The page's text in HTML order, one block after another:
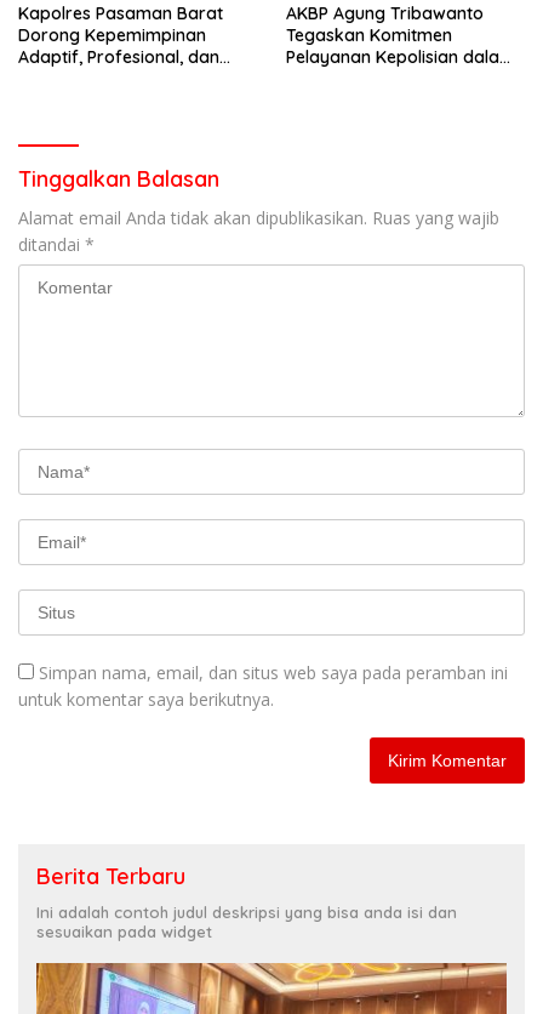
Kapolres Pasaman Barat
Dorong Kepemimpinan
Adaptif, Profesional, dan
AKBP Agung Tribawanto
Tegaskan Komitmen
Pelayanan Kepolisian dalam
Tinggalkan Balasan
Alamat email Anda tidak akan dipublikasikan. Ruas yang wajib
ditandai *
Simpan nama, email, dan situs web saya pada peramban ini
untuk komentar saya berikutnya.
Berita Terbaru
Ini adalah contoh judul deskripsi yang bisa anda isi dan
sesuaikan pada widget